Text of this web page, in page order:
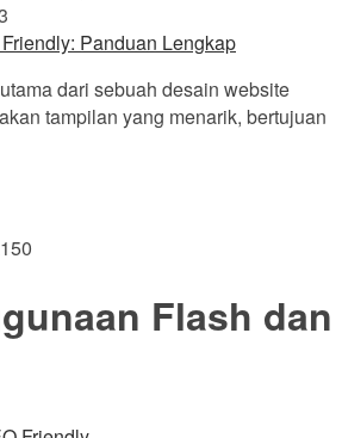
Panduan Lengkap
dari sebuah desain website
tampilan yang menarik, bertujuan
Flash dan